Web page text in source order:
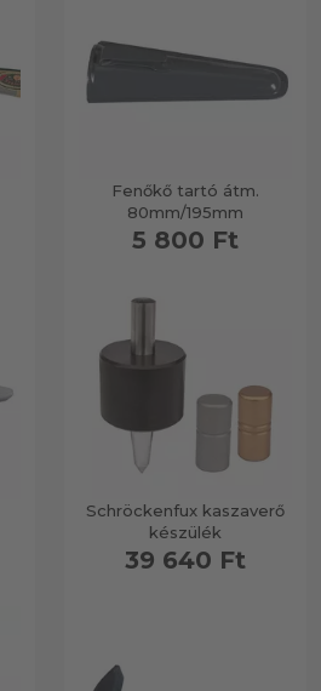
Fenőkő tartó átm.
80mm/195mm
5 800 Ft
Schröckenfux kaszaverő
készülék
39 640 Ft